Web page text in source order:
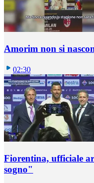
Amorim non si
02:30
Fiorentina, ufficiale
sogno"